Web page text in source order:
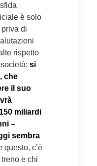
è solo
priva di
rispetto
si
che
il suo
miliardi
–
sembra
questo, c’è
e chi